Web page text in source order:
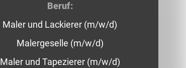
Beruf:
Maler und Lackierer (m/w/d)
Malergeselle (m/w/d)
Maler und Tapezierer (m/w/d)